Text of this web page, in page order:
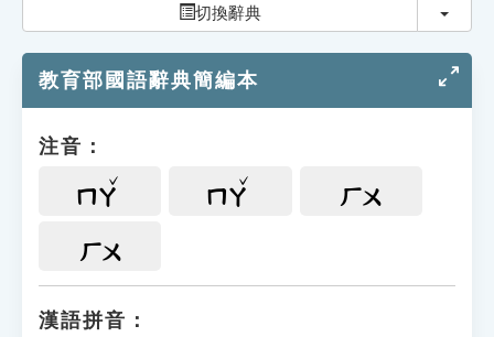
單字索引
遊戲專區
教學應用
貓頭鷹博士
切換辭典 切換
教育部國語辭典簡編本
注音：
ㄇㄚ ㄇㄚ ㄏㄨ
ㄏㄨ
漢語拼音：